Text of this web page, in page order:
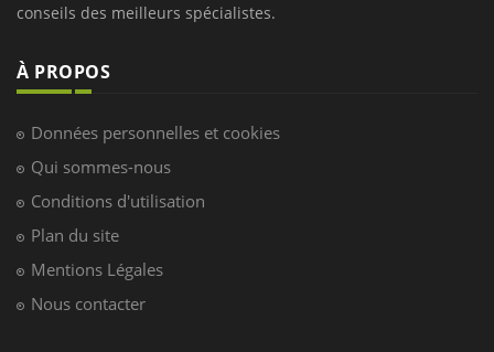
conseils des meilleurs spécialistes.
À PROPOS
Données personnelles et cookies
Qui sommes-nous
Conditions d'utilisation
Plan du site
Mentions Légales
Nous contacter